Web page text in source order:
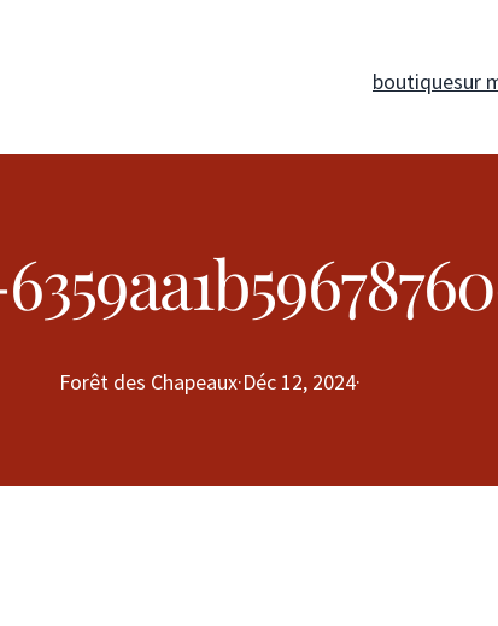
boutiquesur
Forêt des Chapeaux·Déc 12, 2024·